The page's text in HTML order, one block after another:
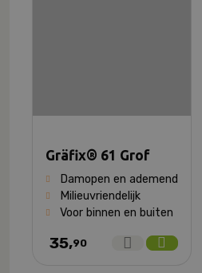
Gräfix® 61 Grof
Damopen en ademend
Milieuvriendelijk
Voor binnen en buiten
35,90